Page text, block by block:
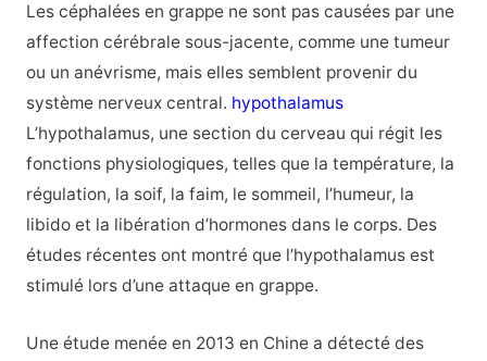
Les céphalées en grappe ne sont pas causées par une
affection cérébrale sous-jacente, comme une tumeur
ou un anévrisme, mais elles semblent provenir du
système nerveux central. hypothalamus
L’hypothalamus, une section du cerveau qui régit les
fonctions physiologiques, telles que la température, la
régulation, la soif, la faim, le sommeil, l’humeur, la
libido et la libération d’hormones dans le corps. Des
études récentes ont montré que l’hypothalamus est
stimulé lors d’une attaque en grappe.
Une étude menée en 2013 en Chine a détecté des